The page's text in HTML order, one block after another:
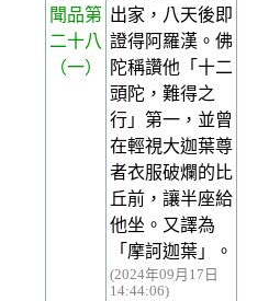
聞品第
二十八
（一）
出家，八天後即
證得阿羅漢。佛
陀稱讚他「十二
頭陀，難得之
行」第一，並曾
在輕視大迦葉尊
者衣服破爛的比
丘前，讓半座給
他坐。又譯為
「摩訶迦葉」。
(2024年09月17日
14:44:06)